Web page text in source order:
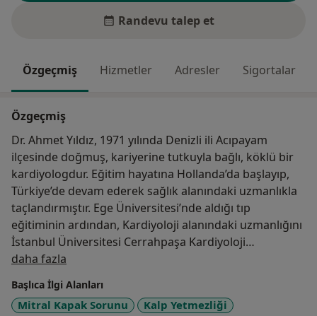
Randevu talep et
Özgeçmiş Hizmetler Adresler Sigortalar
Özgeçmiş
Dr. Ahmet Yıldız, 1971 yılında Denizli ili Acıpayam
ilçesinde doğmuş, kariyerine tutkuyla bağlı, köklü bir
kardiyologdur. Eğitim hayatına Hollanda’da başlayıp,
Türkiye’de devam ederek sağlık alanındaki uzmanlıkla
taçlandırmıştır. Ege Üniversitesi’nde aldığı tıp
eğitiminin ardından, Kardiyoloji alanındaki uzmanlığını
İstanbul Üniversitesi Cerrahpaşa Kardiyoloji
Enstitüsü’nde tamamlamıştır.
Profesyonel kariyerinde uluslararası deneyimler de
edinen Dr. Ahmet Yıldız, Güney Kore’de Prof. Park ile
daha fazla
Başlıca İlgi Alanları
Mitral Kapak Sorunu
Kalp Yetmezliği